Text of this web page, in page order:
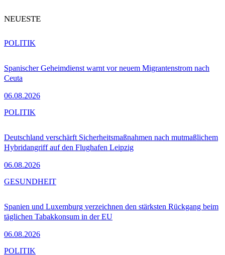
NEUESTE
Spanischer Geheimdienst warnt vor neuem Migrantenstrom nach
Ceuta
06.08.2026
POLITIK
Deutschland verschärft Sicherheitsmaßnahmen nach mutmaßlichem
Hybridangriff auf den Flughafen Leipzig
06.08.2026
POLITIK
Spanien und Luxemburg verzeichnen den stärksten Rückgang beim
täglichen Tabakkonsum in der EU
06.08.2026
GESUNDHEIT
POLITIK